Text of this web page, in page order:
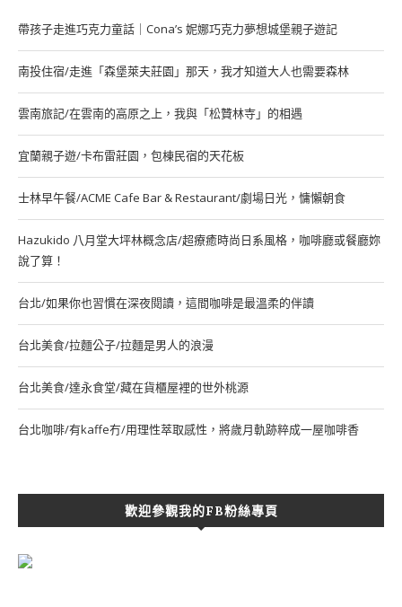
帶孩子走進巧克力童話｜Cona’s 妮娜巧克力夢想城堡親子遊記
南投住宿/走進「森堡萊夫莊園」那天，我才知道大人也需要森林
雲南旅記/在雲南的高原之上，我與「松贊林寺」的相遇
宜蘭親子遊/卡布雷莊園，包棟民宿的天花板
士林早午餐/ACME Cafe Bar & Restaurant/劇場日光，慵懶朝食
Hazukido 八月堂大坪林概念店/超療癒時尚日系風格，咖啡廳或餐廳妳
說了算！
台北/如果你也習慣在深夜閱讀，這間咖啡是最溫柔的伴讀
台北美食/拉麵公子/拉麵是男人的浪漫
台北美食/達永食堂/藏在貨櫃屋裡的世外桃源
台北咖啡/有kaffe冇/用理性萃取感性，將歲月軌跡粹成一屋咖啡香
歡迎參觀我的FB粉絲專頁